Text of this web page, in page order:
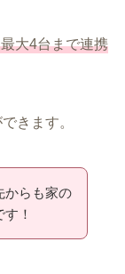
最大4台まで連携
きます。
からも家の
！